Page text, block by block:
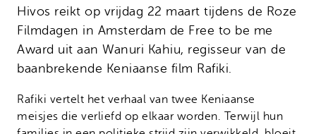
Hivos reikt op vrijdag 22 maart tijdens de Roze
Filmdagen in Amsterdam de Free to be me
Award uit aan Wanuri Kahiu, regisseur van de
baanbrekende Keniaanse film Rafiki.
Rafiki vertelt het verhaal van twee Keniaanse
meisjes die verliefd op elkaar worden. Terwijl hun